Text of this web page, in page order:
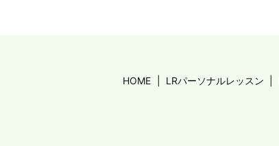
HOME LRパーソナルレッスン